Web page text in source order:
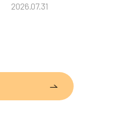
2026.07.31